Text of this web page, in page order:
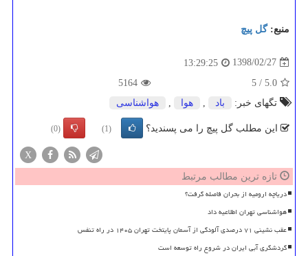
منبع:گل پیچ
1398/02/27
13:29:25
5.0
/
5
5164
تگهای خبر:
باد , هوا , هواشناسی
این مطلب گل پیچ را می پسندید؟ (1)
(0)
X
تازه ترین مطالب مرتبط
دریاچه ارومیه از بحران فاصله گرفت؟
هواشناسی تهران اطلاعیه داد
عقب نشینی ۷۱ درصدی آلودگی از آسمان پایتخت تهران ۱۴۰۵ در راه تنفس
گردشگری آبی ایران در شروع راه توسعه است